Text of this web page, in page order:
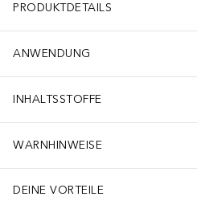
PRODUKTDETAILS
ANWENDUNG
INHALTSSTOFFE
WARNHINWEISE
DEINE VORTEILE